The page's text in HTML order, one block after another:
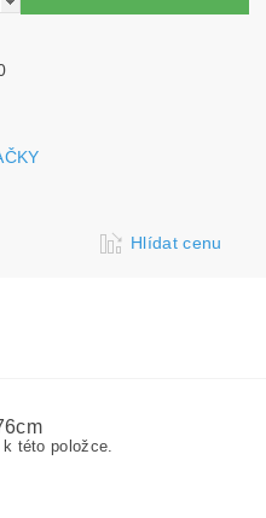
Hlídat cenu
této položce.